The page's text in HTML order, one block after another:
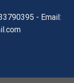
- Email: